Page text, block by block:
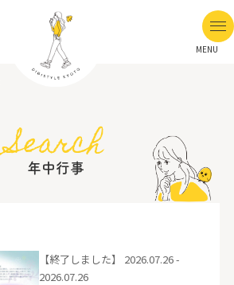
MENU
Search
年中行事
【終了しました】
2026.07.26 -
2026.07.26